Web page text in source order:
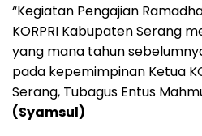
“Kegiatan Pengajian
KORPRI Kabupaten Serang
yang mana tahun
pada kepemimpinan Ketua
Serang, Tubagus Entus
(Syamsul)